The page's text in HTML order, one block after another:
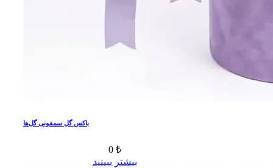
باکس گل سمفونی گل‌ها
0 ₺
بیشتر ببینید